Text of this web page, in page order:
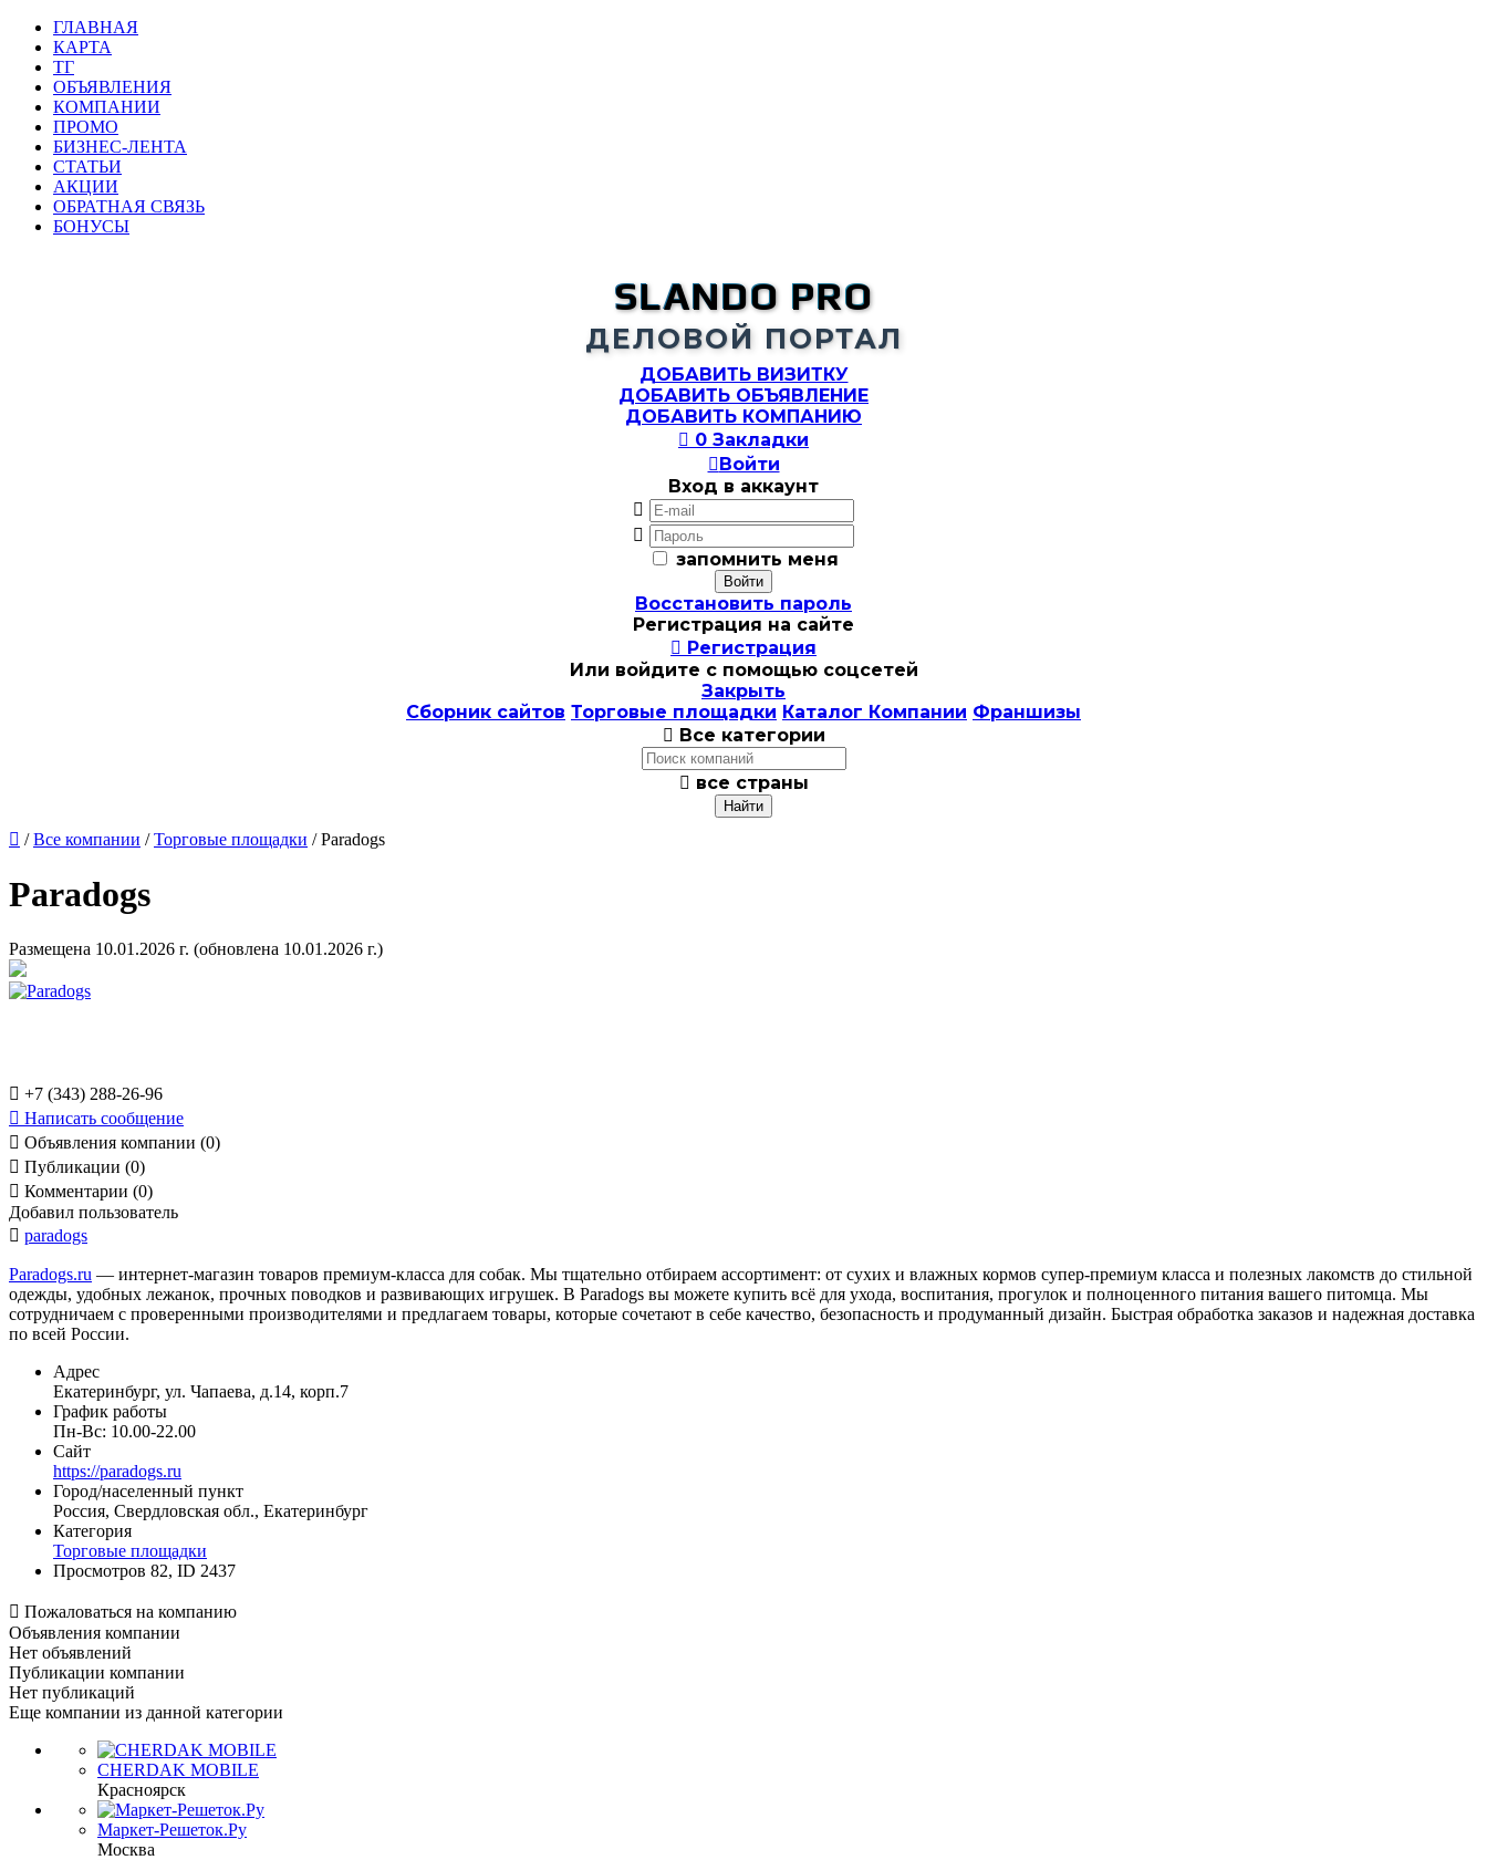
ГЛАВНАЯ
КАРТА
ТГ
ОБЪЯВЛЕНИЯ
КОМПАНИИ
ПРОМО
БИЗНЕС-ЛЕНТА
СТАТЬИ
АКЦИИ
ОБРАТНАЯ СВЯЗЬ
БОНУСЫ
SLANDO PRO
ДЕЛОВОЙ ПОРТАЛ
ДОБАВИТЬ ВИЗИТКУ
ДОБАВИТЬ ОБЪЯВЛЕНИЕ
ДОБАВИТЬ КОМПАНИЮ
 0 Закладки
Войти
Вход в аккаунт


запомнить меня
Восстановить пароль
Регистрация на сайте
 Регистрация
Или войдите с помощью соцсетей
Закрыть
Сборник сайтов Торговые площадки Каталог Компании Франшизы
 Все категории
 все страны
 /Все компании /Торговые площадки / Paradogs
Paradogs
Размещена 10.01.2026 г. (обновлена 10.01.2026 г.)
 +7 (343) 288-26-96
 Написать сообщение
 Объявления компании (0)
 Публикации (0)
 Комментарии (0)
Добавил пользователь
 paradogs
Paradogs.ru — интернет-магазин товаров премиум-класса для собак. Мы тщательно отбираем ассортимент: от сухих и влажных кормов супер-премиум класса и полезных лакомств до стильной
одежды, удобных лежанок, прочных поводков и развивающих игрушек. В Paradogs вы можете купить всё для ухода, воспитания, прогулок и полноценного питания вашего питомца. Мы
сотрудничаем с проверенными производителями и предлагаем товары, которые сочетают в себе качество, безопасность и продуманный дизайн. Быстрая обработка заказов и надежная доставка
по всей России.
Адрес
Екатеринбург, ул. Чапаева, д.14, корп.7
График работы
Пн-Вс: 10.00-22.00
Сайт
https://paradogs.ru
Город/населенный пункт
Россия, Свердловская обл., Екатеринбург
Категория
Торговые площадки
Просмотров 82, ID 2437
 Пожаловаться на компанию
Объявления компании
Нет объявлений
Публикации компании
Нет публикаций
Еще компании из данной категории
CHERDAK MOBILE
Красноярск
Маркет-Решеток.Ру
Москва